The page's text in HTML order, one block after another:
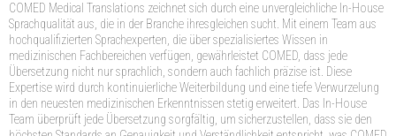
COMED Medical Translations zeichnet sich durch eine unvergleichliche In-House
Sprachqualität aus, die in der Branche ihresgleichen sucht. Mit einem Team aus
hochqualifizierten Sprachexperten, die über spezialisiertes Wissen in
medizinischen Fachbereichen verfügen, gewährleistet COMED, dass jede
Übersetzung nicht nur sprachlich, sondern auch fachlich präzise ist. Diese
Expertise wird durch kontinuierliche Weiterbildung und eine tiefe Verwurzelung
in den neuesten medizinischen Erkenntnissen stetig erweitert. Das In-House
Team überprüft jede Übersetzung sorgfältig, um sicherzustellen, dass sie den